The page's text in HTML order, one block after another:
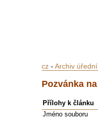
cz- Archiv
Pozvánka
Přílohy k článku
Jméno souboru